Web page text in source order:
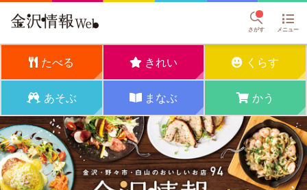
さがす メニュー
たべる きれい くらす
あそぶ まなぶ かう